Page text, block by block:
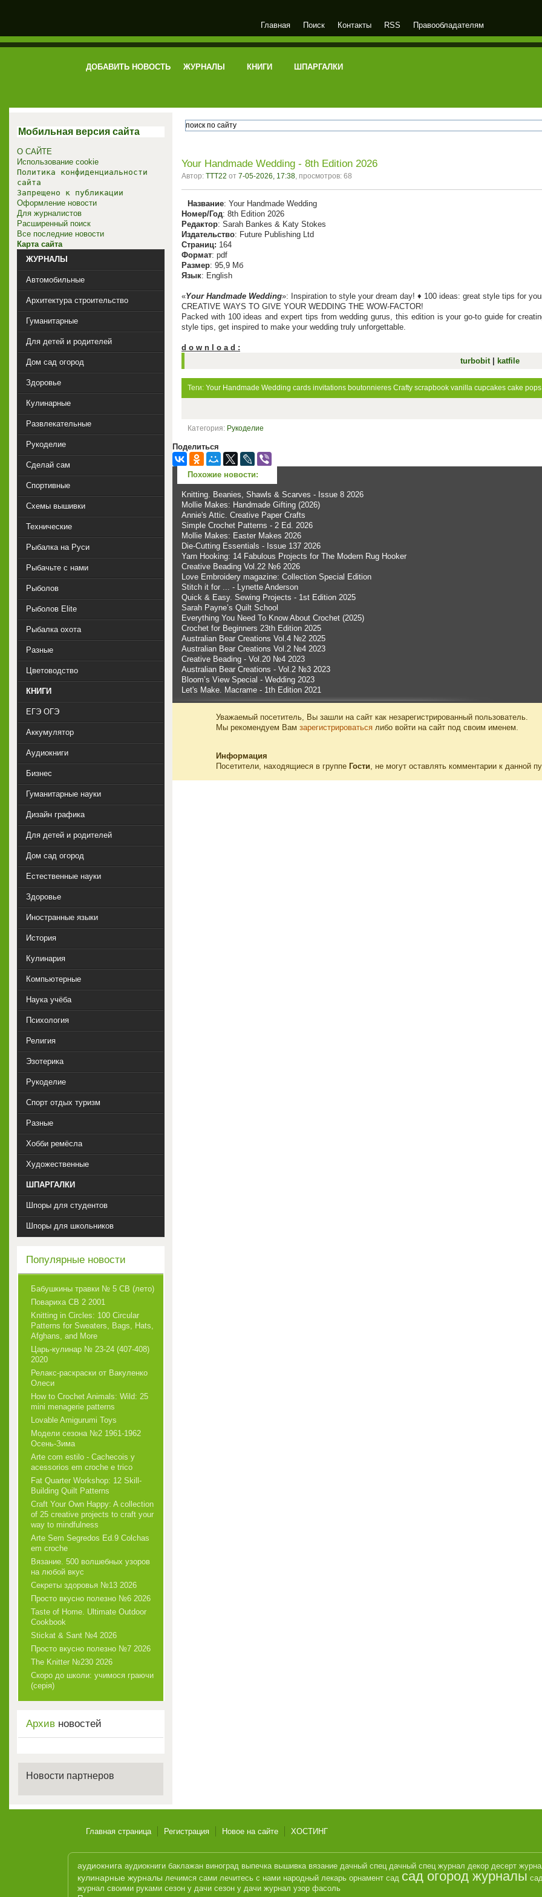
электронная библиотека
Главная Поиск Контакты RSS Правообладателям
ДОБАВИТЬ НОВОСТЬ ЖУРНАЛЫ КНИГИ ШПАРГАЛКИ
Your Handmade Wedding - 8th Edition 2026
Автор: TTT22 от 7-05-2026, 17:38, просмотров: 68
Название: Your Handmade Wedding
Номер/Год: 8th Edition 2026
Редактор: Sarah Bankes & Katy Stokes
Издательство: Future Publishing Ltd
Cтраниц: 164
Формат: pdf
Размер: 95,9 Мб
Язык: English
«Your Handmade Wedding»: Inspiration to style your dream day! ♦ 100 ideas: great style tips for
CREATIVE WAYS TO GIVE YOUR WEDDING THE WOW-FACTOR!
Packed with 100 ideas and expert tips from wedding gurus, this edition is your go-to guide for
style tips, get inspired to make your wedding truly unforgettable.
d o w n l o a d :
turbobit
katfile
Теги: Your Handmade Wedding cards invitations boutonnieres Crafty scrapbook vanilla cupcakes cake pops
Категория: Рукоделие
Поделиться
Похожие новости:
Knitting. Beanies, Shawls & Scarves - Issue 8 2026
Mollie Makes: Handmade Gifting (2026)
Annie's Attic. Creative Paper Crafts
Simple Crochet Patterns - 2 Ed. 2026
Mollie Makes: Easter Makes 2026
Die-Cutting Essentials - Issue 137 2026
Yarn Hooking: 14 Fabulous Projects for The Modern Rug Hooker
Creative Beading Vol.22 №6 2026
Love Embroidery magazine: Collection Special Edition
Stitch it for ... - Lynette Anderson
Quick & Easy. Sewing Projects - 1st Edition 2025
Sarah Payne’s Quilt School
Everything You Need To Know About Crochet (2025)
Crochet for Beginners 23th Edition 2025
Australian Bear Creations Vol.4 №2 2025
Australian Bear Creations Vol.2 №4 2023
Creative Beading - Vol.20 №4 2023
Australian Bear Creations - Vol.2 №3 2023
Bloom’s View Special - Wedding 2023
Let's Make. Macrame - 1th Edition 2021
Уважаемый посетитель, Вы зашли на сайт как незарегистрированный пользователь.
Мы рекомендуем Вам зарегистрироваться либо войти на сайт под своим именем.
Информация
Посетители, находящиеся в группе Гости , не могут оставлять комментарии к данной
Мобильная версия сайта
О САЙТЕ
Использование cookie
Политика конфиденциальности
сайта
Запрещено к публикации
Оформление новости
Для журналистов
Расширенный поиск
Все последние новости
Карта сайта
ЖУРНАЛЫ
Автомобильные
Архитектура строительство
Гуманитарные
Для детей и родителей
Дом сад огород
Здоровье
Кулинарные
Развлекательные
Рукоделие
Сделай сам
Спортивные
Схемы вышивки
Технические
Рыбалка на Руси
Рыбачьте с нами
Рыболов
Рыболов Elite
Рыбалка охота
Разные
Цветоводство
КНИГИ
ЕГЭ ОГЭ
Аккумулятор
Аудиокниги
Бизнес
Гуманитарные науки
Дизайн графика
Для детей и родителей
Дом сад огород
Естественные науки
Здоровье
Иностранные языки
История
Кулинария
Компьютерные
Наука учёба
Психология
Религия
Эзотерика
Рукоделие
Спорт отдых туризм
Разные
Хобби ремёсла
Художественные
ШПАРГАЛКИ
Шпоры для студентов
Шпоры для школьников
Популярные новости
Бабушкины травки № 5 СВ (лето)
Повариха СВ 2 2001
Knitting in Circles: 100 Circular
Patterns for Sweaters, Bags, Hats,
Afghans, and More
Царь-кулинар № 23-24 (407-408)
2020
Релакс-раскраски от Вакуленко
Олеси
How to Crochet Animals: Wild: 25
mini menagerie patterns
Lovable Amigurumi Toys
Модели сезона №2 1961-1962
Осень-Зима
Arte com estilo - Cachecois у
acessorios em croche e trico
Fat Quarter Workshop: 12 Skill-
Building Quilt Patterns
Craft Your Own Happy: A collection
of 25 creative projects to craft your
way to mindfulness
Arte Sem Segredos Ed.9 Colchas
em croche
Вязание. 500 волшебных узоров
на любой вкус
Секреты здоровья №13 2026
Просто вкусно полезно №6 2026
Taste of Home. Ultimate Outdoor
Cookbook
Stickat & Sant №4 2026
Просто вкусно полезно №7 2026
The Knitter №230 2026
Скоро до школи: учимося граючи
(серія)
Архив новостей
Новости партнеров
Главная страница Регистрация Новое на сайте ХОСТИНГ
аудиокнига аудиокниги баклажан виноград выпечка вышивка вязание дачный спец дачный спец журнал декор десерт
кулинарные журналы лечимся сами лечитесь с нами народный лекарь орнамент сад сад огород журналы
журнал своими руками сезон у дачи сезон у дачи журнал узор фасоль